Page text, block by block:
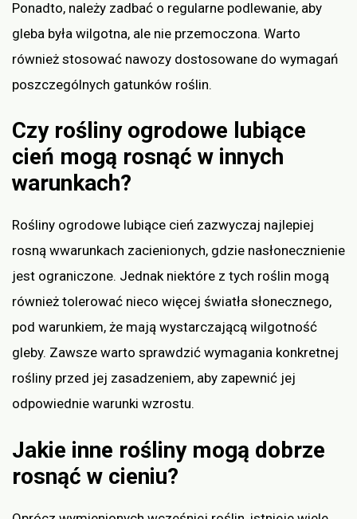
Ponadto, należy zadbać o regularne podlewanie, aby
gleba była wilgotna, ale nie przemoczona. Warto
również stosować nawozy dostosowane do wymagań
poszczególnych gatunków roślin.
Czy rośliny ogrodowe lubiące
cień mogą rosnąć w innych
warunkach?
Rośliny ogrodowe lubiące cień zazwyczaj najlepiej
rosną wwarunkach zacienionych, gdzie nasłonecznienie
jest ograniczone. Jednak niektóre z tych roślin mogą
również tolerować nieco więcej światła słonecznego,
pod warunkiem, że mają wystarczającą wilgotność
gleby. Zawsze warto sprawdzić wymagania konkretnej
rośliny przed jej zasadzeniem, aby zapewnić jej
odpowiednie warunki wzrostu.
Jakie inne rośliny mogą dobrze
rosnąć w cieniu?